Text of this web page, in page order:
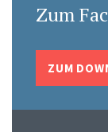
Zum
ZUM